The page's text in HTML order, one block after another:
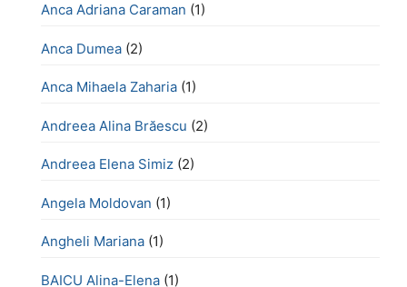
Anca Adriana Caraman (1)
Anca Dumea (2)
Anca Mihaela Zaharia (1)
Andreea Alina Brăescu (2)
Andreea Elena Simiz (2)
Angela Moldovan (1)
Angheli Mariana (1)
BAICU Alina-Elena (1)